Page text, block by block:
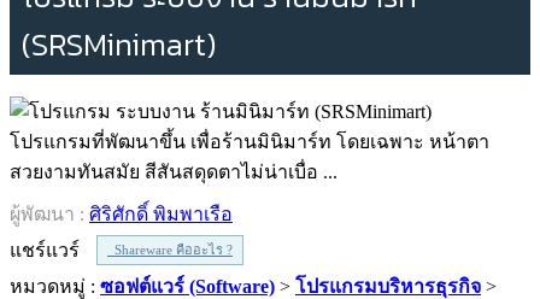
(SRSMinimart)
โปรแกรมที่พัฒนาขึ้น เพื่อร้านมินิมาร์ท โดยเฉพาะ หน้าตา
สวยงามทันสมัย สีสันสดุดตาไม่น่าเบื่อ ...
ผู้พัฒนา : ศิริศักดิ์ พิมพาเรือ
แชร์แวร์
Shareware คืออะไร ?
หมวดหมู่ : ซอฟต์แวร์ (Software) > โปรแกรมบริหารธุรกิจ >